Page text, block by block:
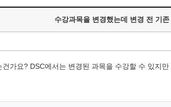
수강과목을 변경했는데 변경 전 기
건가요? DSC에서는 변경된 과목을 수강할 수 있지